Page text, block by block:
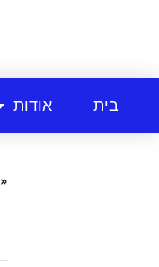
בית אודות
« All Events